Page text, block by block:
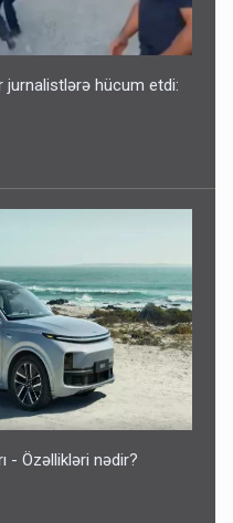
jurnalistlərə hücum etdi:
- Özəllikləri nədir?